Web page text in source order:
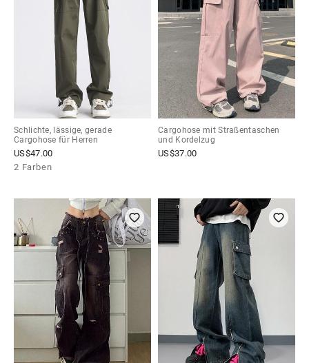
Schlichte, lässige, gerade
Cargohose für Herren
US$47.00
2 Farben
Cargohose mit Straßentaschen
und Kordelzug
US$37.00